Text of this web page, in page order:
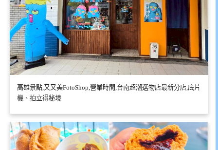
高雄景點,又又美FotoShop,營業時間,台南超潮選物店最新分店,底片
機、拍立得秘境